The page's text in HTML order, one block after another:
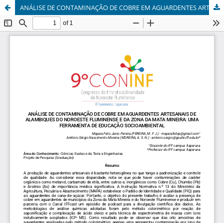
ANÁLISE DE CONTAMINAÇÃO DE COBRE EM AGUARDENTES ARTESANAIS DE ALAMBIQUES DO NOROESTE FLUMINENSE E DA ZONA DA MATA MINEIRA: UMA FERRAMENTA DE EDUCAÇÃO SOCIOAMBIENTAL